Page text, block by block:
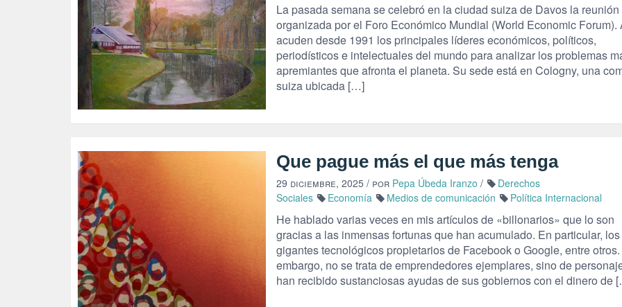
La pasada semana se celebró en la ciudad suiza de Davos la reunión
organizada por el Foro Económico Mundial (World Economic Forum).
acuden desde 1991 los principales líderes económicos, políticos,
periodísticos e intelectuales del mundo para analizar los problemas
apremiantes que afronta el planeta. Su sede está en Cologny, una
suiza ubicada […]
Que pague más el que más tenga
29 diciembre, 2025 / por Pepa Úbeda Iranzo /
Derechos
Sociales
Economía Medios de comunicación Política Internacional
He hablado varias veces en mis artículos de «billonarios» que lo son
gracias a las inmensas fortunas que han acumulado. En particular, los
gigantes tecnológicos propietarios de Facebook o Google, entre
embargo, no se trata de emprendedores ejemplares, sino de
han recibido sustanciosas ayudas de sus gobiernos con el dinero de